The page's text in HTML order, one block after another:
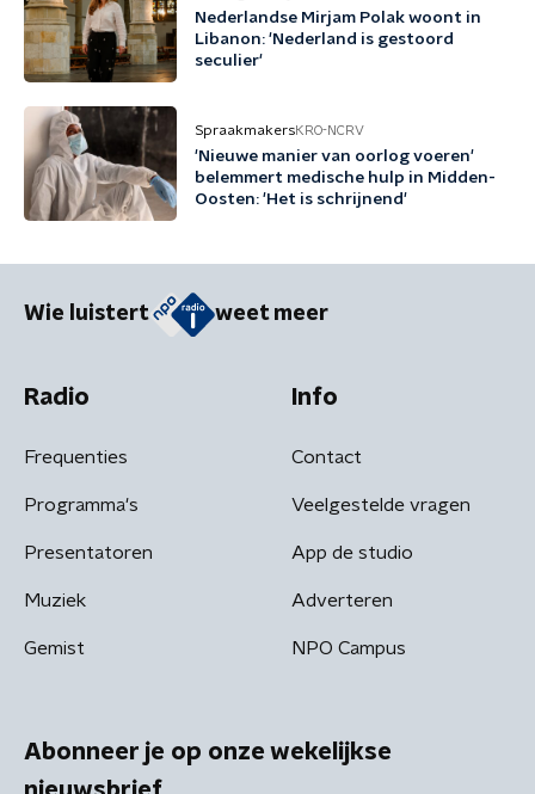
Nederlandse Mirjam Polak woont in
Libanon: 'Nederland is gestoord
seculier'
SpraakmakersKRO-NCRV
'Nieuwe manier van oorlog voeren'
belemmert medische hulp in Midden-
Oosten: 'Het is schrijnend'
Wie luistert weet meer
Radio
Frequenties
Programma's
Presentatoren
Muziek
Gemist
Info
Contact
Veelgestelde vragen
App de studio
Adverteren
NPO Campus
Abonneer je op onze wekelijkse